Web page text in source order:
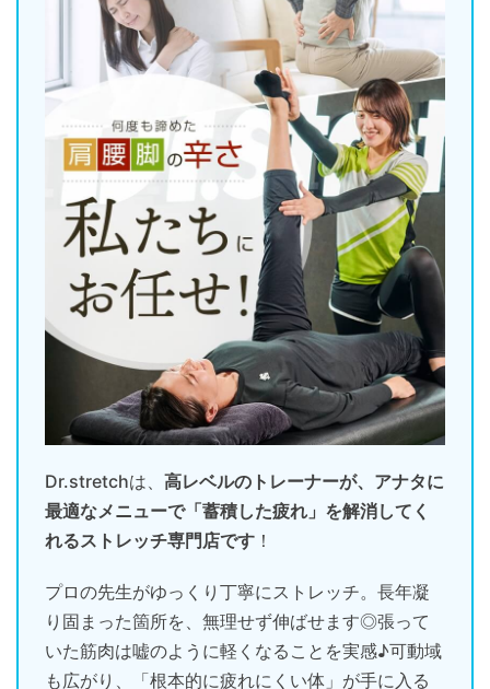
Dr.stretchは、 高レベルのトレーナーが、アナタに
最適なメニューで「蓄積した疲れ」を解消してく
れるストレッチ専門店です ！
プロの先生がゆっくり丁寧にストレッチ。長年凝
り固まった箇所を、無理せず伸ばせます◎張って
いた筋肉は嘘のように軽くなることを実感♪可動域
も広がり、「根本的に疲れにくい体」が手に入る